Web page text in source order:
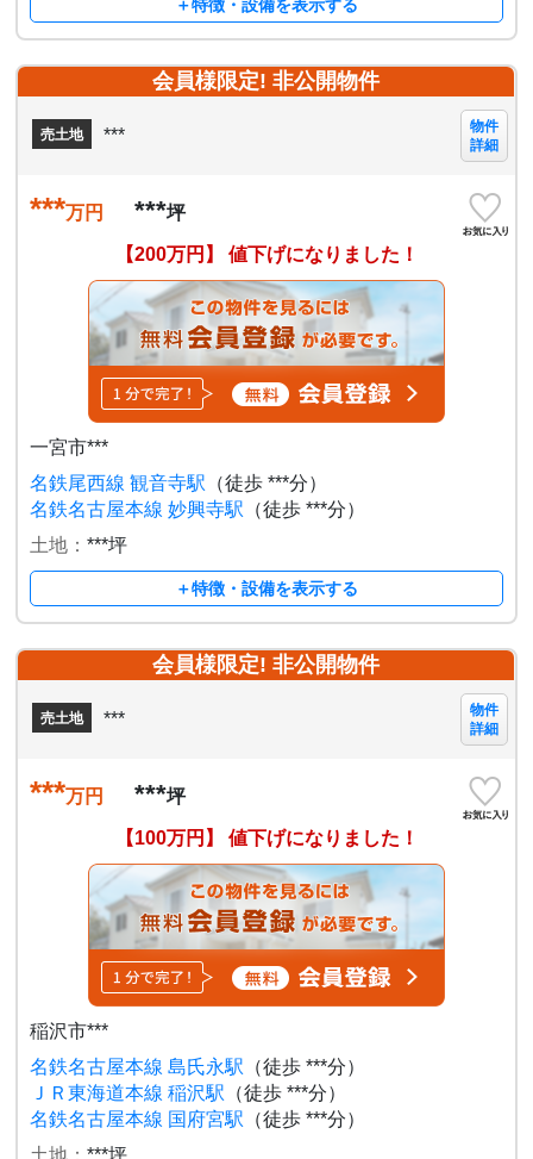
＋特徴・設備を表示する
会員様限定! 非公開物件
売土地 ***
物件
詳細
***万円 ***坪
【200万円】 値下げになりました！
一宮市***
名鉄尾西線 観音寺駅 （徒歩 ***分）
名鉄名古屋本線 妙興寺駅 （徒歩 ***分）
土地：***坪
＋特徴・設備を表示する
会員様限定! 非公開物件
売土地 ***
物件
詳細
***万円 ***坪
【100万円】 値下げになりました！
稲沢市***
名鉄名古屋本線 島氏永駅 （徒歩 ***分）
ＪＲ東海道本線 稲沢駅 （徒歩 ***分）
名鉄名古屋本線 国府宮駅 （徒歩 ***分）
土地：***坪